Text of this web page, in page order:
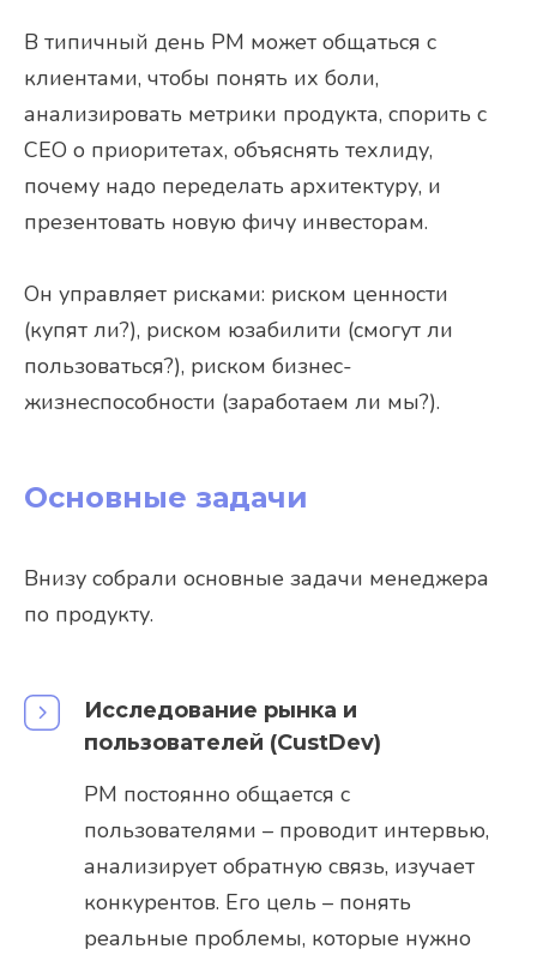
В типичный день PM может общаться с
клиентами, чтобы понять их боли,
анализировать метрики продукта, спорить с
CEO о приоритетах, объяснять техлиду,
почему надо переделать архитектуру, и
презентовать новую фичу инвесторам.
Он управляет рисками: риском ценности
(купят ли?), риском юзабилити (смогут ли
пользоваться?), риском бизнес-
жизнеспособности (заработаем ли мы?).
Основные задачи
Внизу собрали основные задачи менеджера
по продукту.
Исследование рынка и
пользователей (CustDev)
PM постоянно общается с
пользователями – проводит интервью,
анализирует обратную связь, изучает
конкурентов. Его цель – понять
реальные проблемы, которые нужно